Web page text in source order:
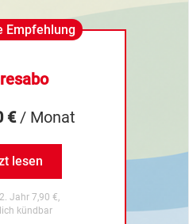
Empfehlung
€/ Monat
lesen
Jahr 7,90 €,
kündbar